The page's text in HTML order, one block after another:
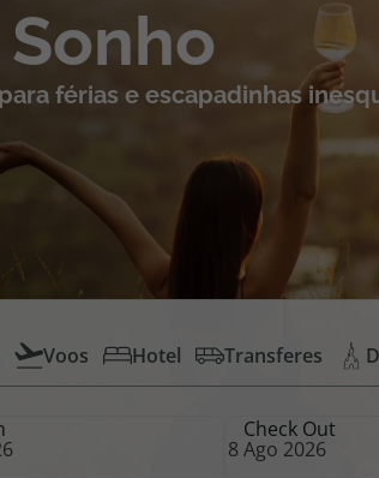
Viagem
TopViagens
férias e escapadinhas
Voos Hotel Transferes
Check Out